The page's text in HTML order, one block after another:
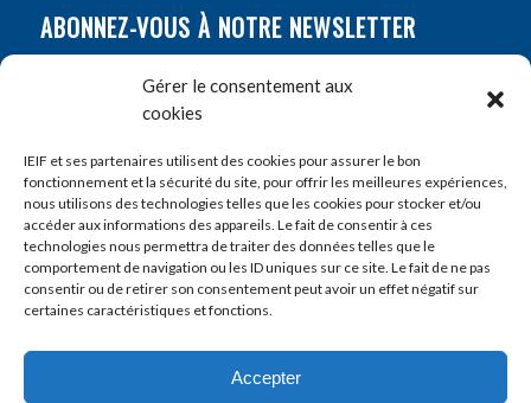
Gérer le consentement aux
cookies
IEIF et ses partenaires utilisent des cookies pour assurer le bon
fonctionnement et la sécurité du site, pour offrir les meilleures expériences,
nous utilisons des technologies telles que les cookies pour stocker et/ou
accéder aux informations des appareils. Le fait de consentir à ces
technologies nous permettra de traiter des données telles que le
comportement de navigation ou les ID uniques sur ce site. Le fait de ne pas
consentir ou de retirer son consentement peut avoir un effet négatif sur
certaines caractéristiques et fonctions.
Accepter
ABONNEZ-VOUS À NOTRE NEWSLETTER
Prénom*
E-mail*